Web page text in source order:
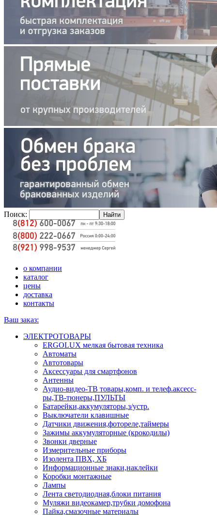
Поиск:
о компании
каталог
цены
доставка
контакты
Ваш заказ:
ЭЛЕКТРОТОВАРЫ
ERGOLUX мелкая бытовая техника
Автоматы
Автотовары
Аксессуары для смартфонов
Антенны
Аудио-видео-ТВ товары,комп. и телеф.аксесс-
ры,ТВ-тюнеры,ПУЛЬТЫ
Батарейки,аккумуляторы,з/устр.
Выключатели клавишные
Датчики движения,фотореле,таймеры
Зажимы аккумуляторные (крокодилы)
Звонки дверные
Измерительные приборы
Изолента ПВХ, ХБ
Информационные знаки,наклейки
Коробки монтажные
Лампы
Лента светодиодная,блоки питания
Муляжи видеокамер,трубки домофона
Пайка,смазочные материалы